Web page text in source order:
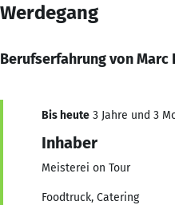
Werdegang
Berufserfahrung von Marc
Bis heute 3 Jahre und 3
Inhaber
Meisterei on Tour
Foodtruck, Catering